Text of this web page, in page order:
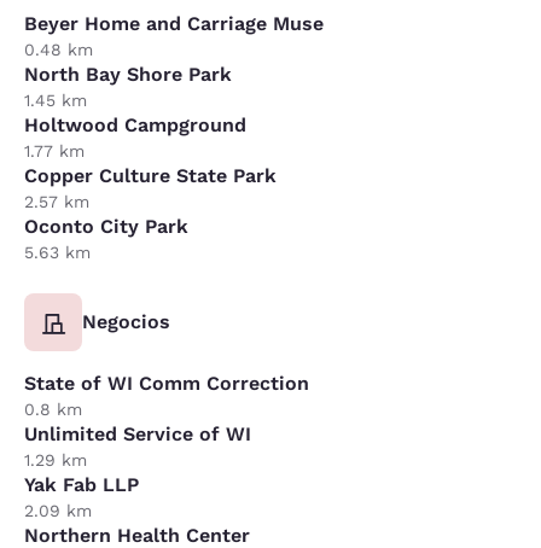
Beyer Home and Carriage Muse
0.48 km
North Bay Shore Park
1.45 km
Holtwood Campground
1.77 km
Copper Culture State Park
2.57 km
Oconto City Park
5.63 km
Negocios
State of WI Comm Correction
0.8 km
Unlimited Service of WI
1.29 km
Yak Fab LLP
2.09 km
Northern Health Center